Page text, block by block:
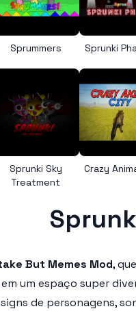
Sprummers Sprunki
Sprunki Sky
Treatment
Crazy
But Memes Mod,
um espaço super
de personagens,